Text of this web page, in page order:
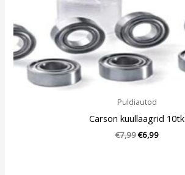
Puldiautod
Carson kuullaagrid 10tk
€7,99€6,99